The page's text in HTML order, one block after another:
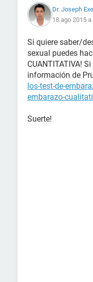
Dr. Joseph
18 ago 2015
Si quiere saber/
sexual puedes
CUANTITATIVA!
información de
los-test-de-
embarazo-
Suerte!